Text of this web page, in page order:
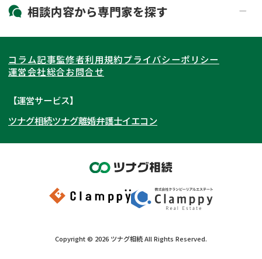
北海道・東北
北海道 青森県
岩手県 宮城県
秋田県
福島県
関東
東京都 神奈川県
埼玉県
茨城県 群馬県
東海
愛知県
岐阜県 山梨県
関西
大阪府 京都府
奈良県
和歌山県
北陸・甲信越
石川県
富山県
岡山県
九州・沖縄
相談内容から専門家を探す
相続登記
遺産分割
相続手続き
家族信託
成年後見・任意後見
相続財産調査
不動産評価(相続不動産)
相続トラブル
コラム記事監修者利用規約プライバシーポリシー
運営会社総合お問合せ
【運営サービス】
ツナグ相続ツナグ離婚弁護士イエコン
Copyright © 2026 ツナグ相続All Rights Reserved.